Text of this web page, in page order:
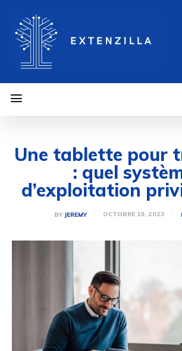
Une tablette pour
: quel
d’exploitation
BY JEREMY OCTOBRE 19, 2023